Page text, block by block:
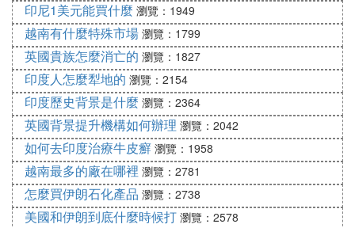
總的來說，若日尼奧是一名有實力的球員，在那不勒
斯時期與薩里共事時，他就已經證明了自己是當時意
甲聯賽中最出色的中場球員，如今有機會回歸到意甲
踢球，其實也是可以的。如果尤文今夏無法成功簽下
博格巴，那麼若日尼奧就是一個很好的方案人選，薩
里雖然並非一名頂級的教練，但他卻能夠發揮出若日
尼奧的作用，而若日尼奧來到了尤文，在薩里的幫助
下，也可以穩穩坐上尤文的首發位置，從一定程度來
看，這是雙贏的結果。
當然，切爾西願不願意放若日尼奧離開，還是一個疑
問，而且切爾西一旦咬定7000萬歐元不放的話，尤文
印尼1美元能買什麼 瀏覽：1949
越南有什麼特殊市場 瀏覽：1799
英國貴族怎麼消亡的 瀏覽：1827
印度人怎麼犁地的 瀏覽：2154
印度歷史背景是什麼 瀏覽：2364
英國背景提升機構如何辦理 瀏覽：2042
如何去印度治療牛皮癬 瀏覽：1958
越南最多的廠在哪裡 瀏覽：2781
怎麼買伊朗石化產品 瀏覽：2738
美國和伊朗到底什麼時候打 瀏覽：2578